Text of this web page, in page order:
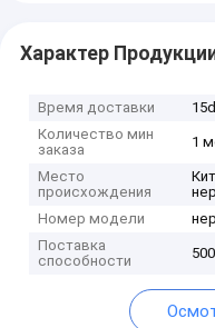
Характер
Время доставки
Количество мин
заказа
1
Место
происхождения
Номер модели
Поставка
способности